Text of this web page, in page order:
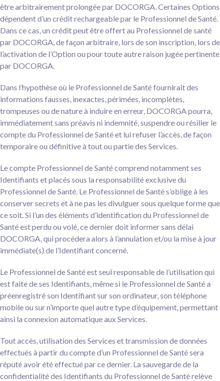
être arbitrairement prolongée par DOCORGA. Certaines Options
dépendent d’un crédit rechargeable par le Professionnel de Santé.
Dans ce cas, un crédit peut être offert au Professionnel de santé
par DOCORGA, de façon arbitraire, lors de son inscription, lors de
l’activation de l’Option ou pour toute autre raison jugée pertinente
par DOCORGA.
Dans l’hypothèse où le Professionnel de Santé fournirait des
informations fausses, inexactes, périmées, incomplètes,
trompeuses ou de nature à induire en erreur, DOCORGA pourra,
immédiatement sans préavis ni indemnité, suspendre ou résilier le
compte du Professionnel de Santé et lui refuser l’accès, de façon
temporaire ou définitive à tout ou partie des Services.
Le compte Professionnel de Santé comprend notamment ses
Identifiants et placés sous la responsabilité exclusive du
Professionnel de Santé. Le Professionnel de Santé s’oblige à les
conserver secrets et à ne pas les divulguer sous quelque forme que
ce soit. Si l’un des éléments d’identification du Professionnel de
Santé est perdu ou volé, ce dernier doit informer sans délai
DOCORGA, qui procédera alors à l’annulation et/ou la mise à jour
immédiate(s) de l’Identifiant concerné.
Le Professionnel de Santé est seul responsable de l’utilisation qui
est faite de ses Identifiants, même si le Professionnel de Santé a
préenregistré son Identifiant sur son ordinateur, son téléphone
mobile ou sur n’importe quel autre type d’équipement, permettant
ainsi la connexion automatique aux Services.
Tout accès, utilisation des Services et transmission de données
effectués à partir du compte d’un Professionnel de Santé sera
réputé avoir été effectué par ce dernier. La sauvegarde de la
confidentialité des Identifiants du Professionnel de Santé relève